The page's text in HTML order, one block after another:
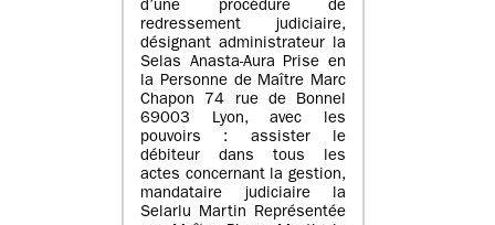
d’une procédure de
redressement judiciaire,
désignant administrateur la
Selas Anasta-Aura Prise en
la Personne de Maître Marc
Chapon 74 rue de Bonnel
69003 Lyon, avec les
pouvoirs : assister le
débiteur dans tous les
actes concernant la gestion,
mandataire judiciaire la
Selarlu Martin Représentée